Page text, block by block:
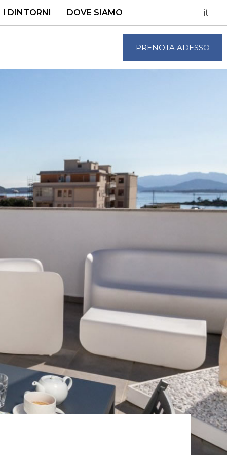
it
I DINTORNI DOVE SIAMO
PRENOTA ADESSO